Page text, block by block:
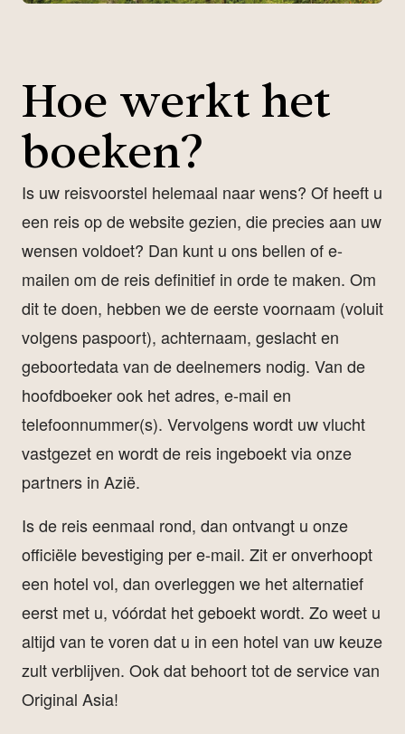
Hoe werkt het
boeken?
Is uw reisvoorstel helemaal naar wens? Of heeft u
een reis op de website gezien, die precies aan uw
wensen voldoet? Dan kunt u ons bellen of e-
mailen om de reis definitief in orde te maken. Om
dit te doen, hebben we de eerste voornaam (voluit
volgens paspoort), achternaam, geslacht en
geboortedata van de deelnemers nodig. Van de
hoofdboeker ook het adres, e-mail en
telefoonnummer(s). Vervolgens wordt uw vlucht
vastgezet en wordt de reis ingeboekt via onze
partners in Azië.
Is de reis eenmaal rond, dan ontvangt u onze
officiële bevestiging per e-mail. Zit er onverhoopt
een hotel vol, dan overleggen we het alternatief
eerst met u, vóórdat het geboekt wordt. Zo weet u
altijd van te voren dat u in een hotel van uw keuze
zult verblijven. Ook dat behoort tot de service van
Original Asia!